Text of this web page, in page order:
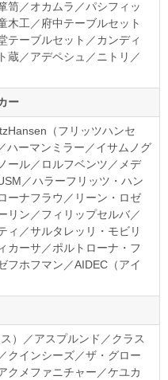
笥／オカムラ／パシフィッ
木工／府中テーブルセット
テーブルセット／カンディ
蔵／アデペシュ／ニトリ／
ー
（フリッツハンセ
ハーマンミラー／イサムノグ
ール／ロルフベンツ／メデ
／ハラーフリッツ・ハン
ーナフラウ／リーン・ロゼ
リン／フィリップセルバ／
ィ／サルタレッリ・モビリ
カーサ／ポルトローナ・フ
フホフマン／AIDEC（アイ
）／アスプルンド／クラス
クインシーズ／ザ・グロー
クメファニチャー／ケユカ